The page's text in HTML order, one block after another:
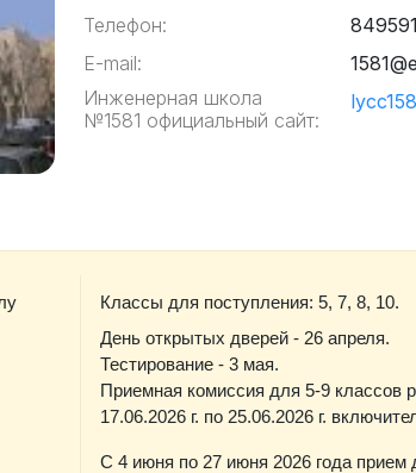
Телефон:
E-mail:
Инженерная школа
№1581 официальный сайт:
Классы для поступления: 5, 7, 8, 10.
День открытых дверей - 26 апреля.
Тестирование - 3 мая.
Приемная комиссия для 5-9 классов
17.06.2026 г. по 25.06.2026 г.
С 4 июня по 27 июня 2026 года прием